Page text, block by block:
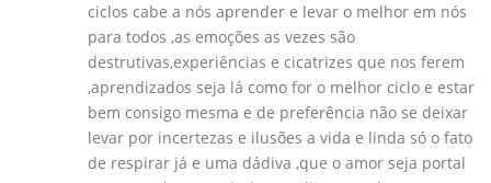
ciclos cabe a nós aprender e levar o melhor em nós
para todos ,as emoções as vezes são
destrutivas,experiências e cicatrizes que nos ferem
,aprendizados seja lá como for o melhor ciclo e estar
bem consigo mesma e de preferência não se deixar
levar por incertezas e ilusões a vida e linda só o fato
de respirar já e uma dádiva ,que o amor seja portal